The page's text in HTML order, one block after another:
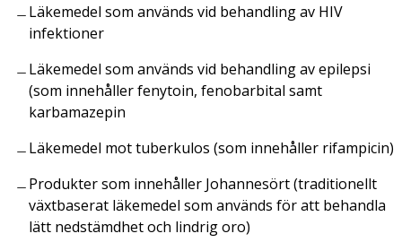
Läkemedel som används vid behandling av HIV
infektioner
Läkemedel som används vid behandling av epilepsi
(som innehåller fenytoin, fenobarbital samt
karbamazepin
Läkemedel mot tuberkulos (som innehåller rifampicin)
Produkter som innehåller Johannesört (traditionellt
växtbaserat läkemedel som används för att behandla
lätt nedstämdhet och lindrig oro)